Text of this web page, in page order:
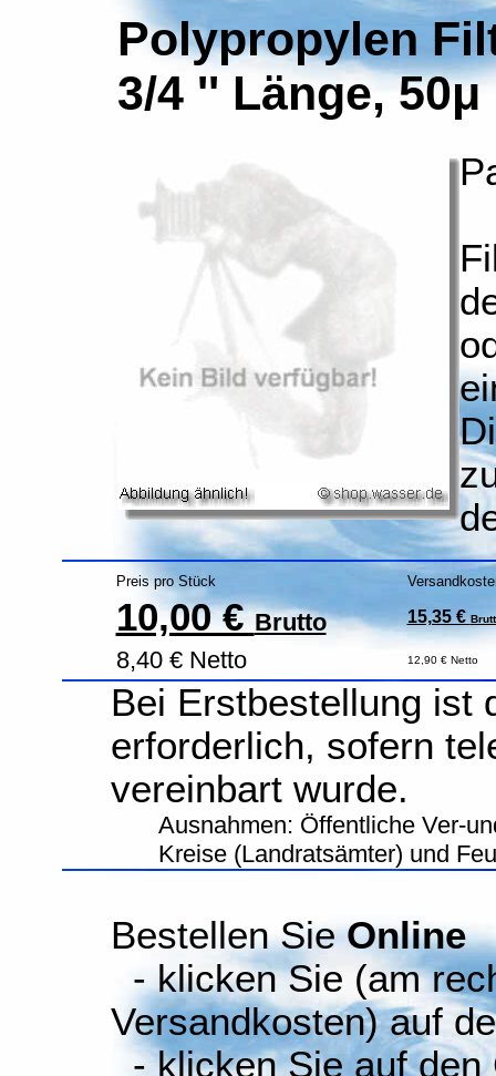
Polypropylen
3/4 '' Länge, 50μ
Preis pro Stück
10,00 €Brutto 15,35 €
8,40 € Netto 12,90 € Netto
Bei Erstbestellung ist
erforderlich, sofern
vereinbart wurde.
Ausnahmen: Öffentliche Ver-
Kreise (Landratsämter) und
Bestellen SieOnline
- klicken Sie (am
Versandkosten) auf
- klicken Sie auf